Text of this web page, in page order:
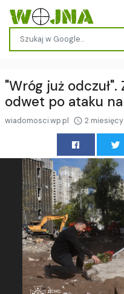
"Wróg już odczuł".
odwet po ataku
wiadomosci.wp.pl 2